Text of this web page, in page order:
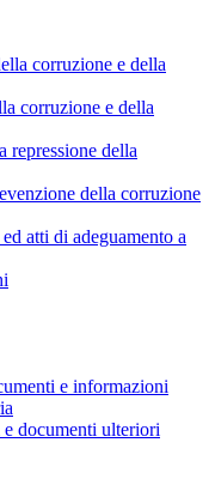
corruzione e della
corruzione e della
repressione della
della corruzione
atti di adeguamento a
e informazioni
documenti ulteriori